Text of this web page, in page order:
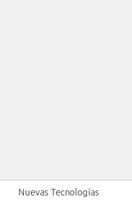
Nuevas Tecnologías